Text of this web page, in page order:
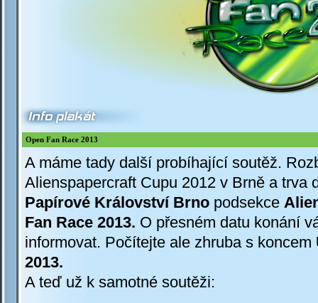
Open Fan Race 2013
A máme tady další probíhající soutěž.
Alienspapercraft Cupu 2012 v Brně a trva
Papírové Království Brno podsekce
Fan Race 2013. O přesném datu konání
informovat. Počítejte ale zhruba s koncem
2013.
A teď už k samotné soutěži: